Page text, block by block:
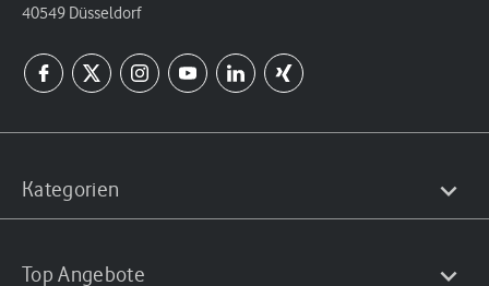
40549 Düsseldorf
Kategorien
Top Angebote